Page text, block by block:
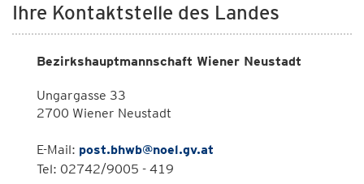
Ihre Kontaktstelle des Landes
Bezirkshauptmannschaft Wiener Neustadt
Ungargasse 33
2700 Wiener Neustadt
E-Mail: post.bhwb@noel.gv.at
Tel: 02742/9005 - 419